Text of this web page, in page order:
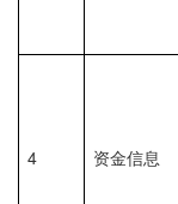
4 资金信息